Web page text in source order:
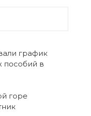
график
пособий в
горе